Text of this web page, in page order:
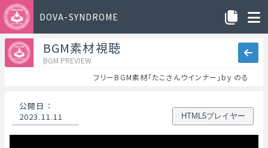
DOVA-SYNDROME
BGM素材視聴
BGM PREVIEW
フリーBGM素材「たこさんウインナー」by のる
公開日 ：
2023.11.11
HTML5プレイヤー